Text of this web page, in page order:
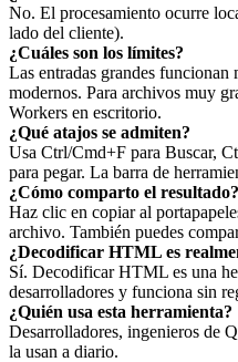
No. El procesamiento ocurre
lado del cliente).
¿Cuáles son los límites?
Las entradas grandes funcionan
modernos. Para archivos muy
Workers en escritorio.
¿Qué atajos se admiten?
Usa Ctrl/Cmd+F para Buscar,
para pegar. La barra de
¿Cómo comparto el resultado?
Haz clic en copiar al
archivo. También puedes
¿Decodificar HTML es
Sí. Decodificar HTML es una
desarrolladores y funciona sin
¿Quién usa esta herramienta?
Desarrolladores, ingenieros de
la usan a diario.